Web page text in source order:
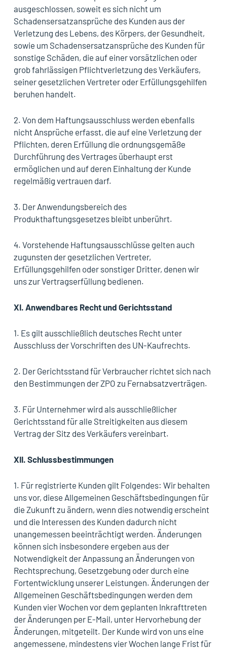
ausgeschlossen, soweit es sich nicht um
Schadensersatzansprüche des Kunden aus der
Verletzung des Lebens, des Körpers, der Gesundheit,
sowie um Schadensersatzansprüche des Kunden für
sonstige Schäden, die auf einer vorsätzlichen oder
grob fahrlässigen Pflichtverletzung des Verkäufers,
seiner gesetzlichen Vertreter oder Erfüllungsgehilfen
beruhen handelt.
2. Von dem Haftungsausschluss werden ebenfalls
nicht Ansprüche erfasst, die auf eine Verletzung der
Pflichten, deren Erfüllung die ordnungsgemäße
Durchführung des Vertrages überhaupt erst
ermöglichen und auf deren Einhaltung der Kunde
regelmäßig vertrauen darf.
3. Der Anwendungsbereich des
Produkthaftungsgesetzes bleibt unberührt.
4. Vorstehende Haftungsausschlüsse gelten auch
zugunsten der gesetzlichen Vertreter,
Erfüllungsgehilfen oder sonstiger Dritter, denen wir
uns zur Vertragserfüllung bedienen.
XI. Anwendbares Recht und Gerichtsstand
1. Es gilt ausschließlich deutsches Recht unter
Ausschluss der Vorschriften des UN-Kaufrechts.
2. Der Gerichtsstand für Verbraucher richtet sich nach
den Bestimmungen der ZPO zu Fernabsatzverträgen.
3. Für Unternehmer wird als ausschließlicher
Gerichtsstand für alle Streitigkeiten aus diesem
Vertrag der Sitz des Verkäufers vereinbart.
XII. Schlussbestimmungen
1. Für registrierte Kunden gilt Folgendes: Wir behalten
uns vor, diese Allgemeinen Geschäftsbedingungen für
die Zukunft zu ändern, wenn dies notwendig erscheint
und die Interessen des Kunden dadurch nicht
unangemessen beeinträchtigt werden. Änderungen
können sich insbesondere ergeben aus der
Notwendigkeit der Anpassung an Änderungen von
Rechtsprechung, Gesetzgebung oder durch eine
Fortentwicklung unserer Leistungen. Änderungen der
Allgemeinen Geschäftsbedingungen werden dem
Kunden vier Wochen vor dem geplanten Inkrafttreten
der Änderungen per E-Mail, unter Hervorhebung der
Änderungen, mitgeteilt. Der Kunde wird von uns eine
angemessene, mindestens vier Wochen lange Frist für